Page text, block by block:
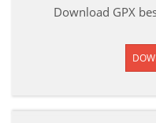
Download GPX